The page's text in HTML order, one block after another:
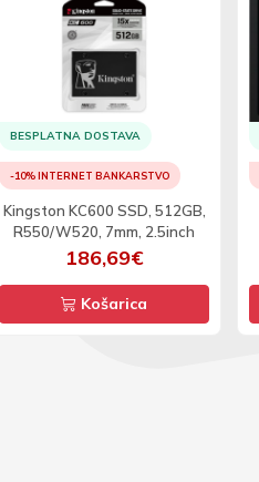
BESPLATNA DOSTAVA
-10% INTERNET BANKARSTVO
Kingston KC600 SSD, 512GB,
R550/W520, 7mm, 2.5inch
186,69€
Košarica